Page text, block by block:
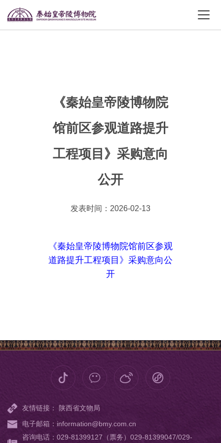
《秦始皇帝陵博物院
馆前区参观道路提升
工程项目》采购意向
公开
发表时间：2026-02-13
《秦始皇帝陵博物院馆前区参观
道路提升工程项目》采购意向公
开
友情链接： 陕西省文物局
电子邮箱：information@bmy.com.cn
咨询电话：029-81399127（票务）029-81399047/029-